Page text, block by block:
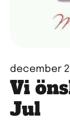
december
Vi
Jul